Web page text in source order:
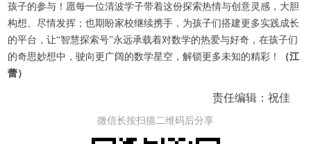
孩子的参与！愿每一位清波学子带着这份探索热情与创意灵感，大胆
构想、尽情发挥；也期盼家校继续携手，为孩子们搭建更多实践成长
的平台，让“智慧探索号”永远承载着对数学的热爱与好奇，在孩子们
的奇思妙想中，驶向更广阔的数学星空，解锁更多未知的精彩！
（江
蕾）
责任编辑：祝佳
微信长按扫描二维码后分享